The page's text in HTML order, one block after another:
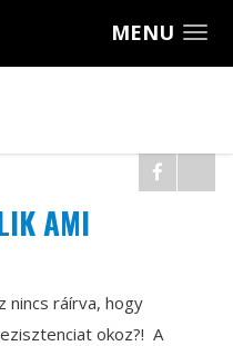
MENU
AMI
nincs ráírva, hogy
okoz?! A